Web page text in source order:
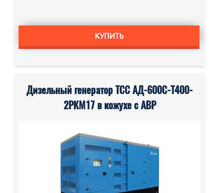
КУПИТЬ
Дизельный генератор ТСС АД-600С-Т400-
2РКМ17 в кожухе с АВР